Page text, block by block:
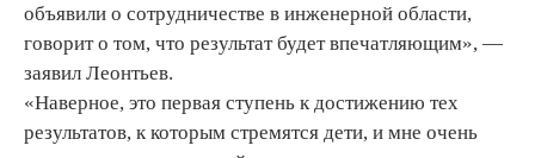
объявили о сотрудничестве в инженерной области,
говорит о том, что результат будет впечатляющим», —
заявил Леонтьев.
«Наверное, это первая ступень к достижению тех
результатов, к которым стремятся дети, и мне очень